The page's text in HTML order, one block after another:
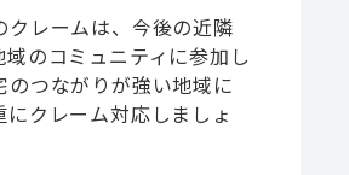
レームは、今後の近隣
のコミュニティに参加し
つながりが強い地域に
クレーム対応しましょ